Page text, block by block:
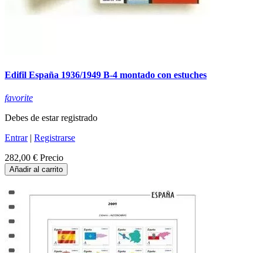
Edifil España 1936/1949 B-4 montado con estuches
favorite
Debes de estar registrado
Entrar| Registrarse
282,00 € Precio
Añadir al carrito